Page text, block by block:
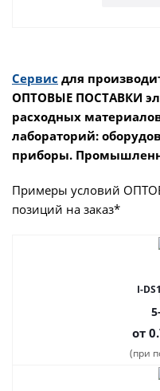
Сервис для
ОПТОВЫЕ ПОСТАВКИ
расходных
лабораторий:
приборы.
Примеры условий
позиций на заказ*
I-
от
(при